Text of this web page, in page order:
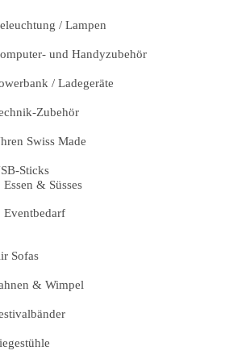
/ Lampen
und Handyzubehör
/ Ladegeräte
Zubehör
Swiss Made
Sticks
Essen & Süsses
Eventbedarf
Sofas
& Wimpel